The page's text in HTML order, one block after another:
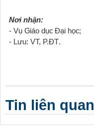
Nơi nhận:
- Vụ Giáo dục Đại học;
- Lưu:VT, P.ĐT.
Tin liên quan